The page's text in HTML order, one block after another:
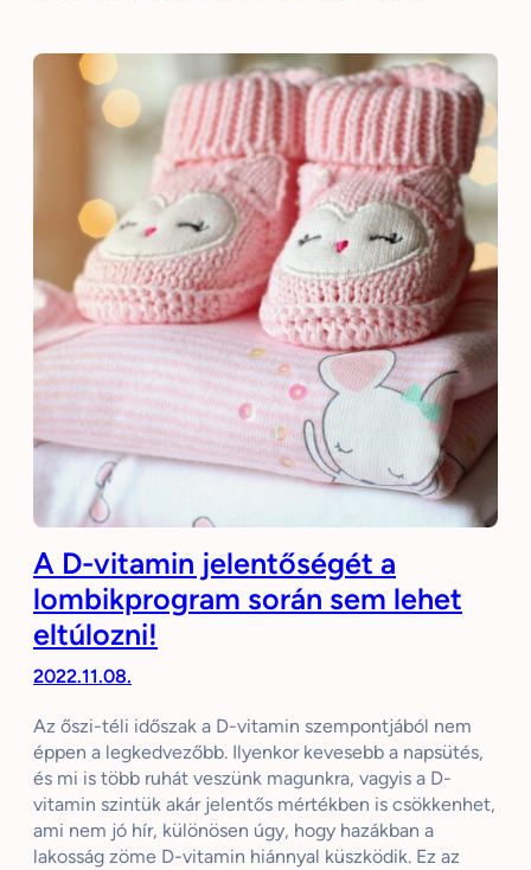
A D-vitamin jelentőségét a
lombikprogram során sem lehet
eltúlozni!
2022.11.08.
Az őszi-téli időszak a D-vitamin szempontjából nem
éppen a legkedvezőbb. Ilyenkor kevesebb a napsütés,
és mi is több ruhát veszünk magunkra, vagyis a D-
vitamin szintük akár jelentős mértékben is csökkenhet,
ami nem jó hír, különösen úgy, hogy hazákban a
lakosság zöme D-vitamin hiánnyal küszködik. Ez az